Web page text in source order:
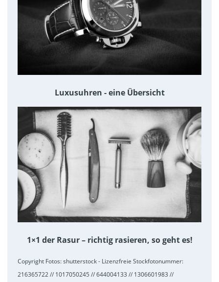
Luxusuhren - eine Übersicht
1×1 der Rasur – richtig rasieren, so geht es!
Copyright Fotos: shutterstock - Lizenzfreie Stockfotonummer:
216365722 // 1017050245 // 644004133 // 1306601983 //